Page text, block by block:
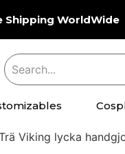
Shipping WorldWide
Viking lycka